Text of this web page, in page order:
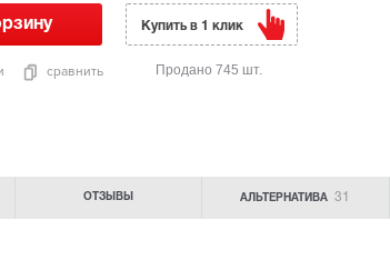
сравнить
Купить в 1 клик
Продано 745 шт.
ОТЗЫВЫ АЛЬТЕРНАТИВА 31